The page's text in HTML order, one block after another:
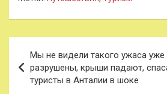
по
записям
Мы не видели такого ужаса уже
разрушены, крыши падают,
туристы в Анталии в шоке